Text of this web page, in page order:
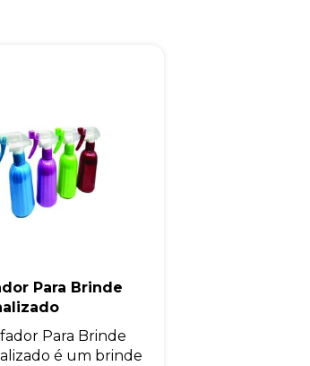
Para Brinde
Para Brinde
é um brinde